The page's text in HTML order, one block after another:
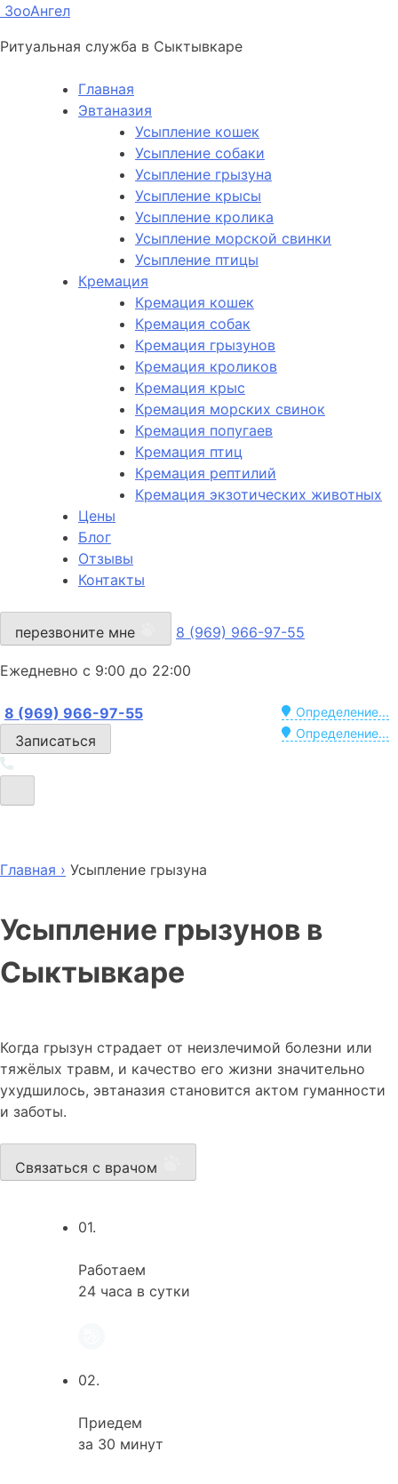
ЗооАнгел
Ритуальная служба в Сыктывкаре
Главная
Эвтаназия
Усыпление кошек
Усыпление собаки
Усыпление грызуна
Усыпление крысы
Усыпление кролика
Усыпление морской свинки
Усыпление птицы
Кремация
Кремация кошек
Кремация собак
Кремация грызунов
Кремация кроликов
Кремация крыс
Кремация морских свинок
Кремация попугаев
Кремация птиц
Кремация рептилий
Кремация экзотических животных
Цены
Блог
Отзывы
Контакты
перезвоните мне 8 (969) 966-97-55
Ежедневно с 9:00 до 22:00
Определение...
8 (969) 966-97-55
Определение...
Записаться
Главная › Усыпление грызуна
Усыпление грызунов в
Сыктывкаре
Когда грызун страдает от неизлечимой болезни или
тяжёлых травм, и качество его жизни значительно
ухудшилось, эвтаназия становится актом гуманности
и заботы.
Связаться с врачом
01.
Работаем
24 часа в сутки
02.
Приедем
за 30 минут